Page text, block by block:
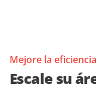
Mejore la
Escale su